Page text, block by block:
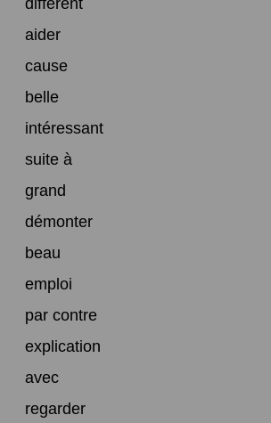
aider
cause
belle
intéressant
suite à
grand
démonter
beau
emploi
par contre
explication
avec
regarder